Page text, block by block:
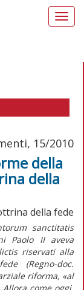
15/2010
della
della
della fede
sanctitatis
Paolo II aveva
riservati alla
(Regno-doc.
riforma, «al